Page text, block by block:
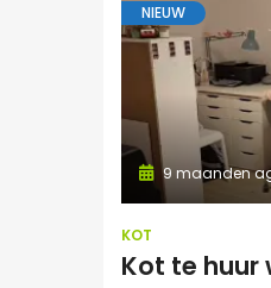
NIEUW
9 maanden
KOT
Kot te huur